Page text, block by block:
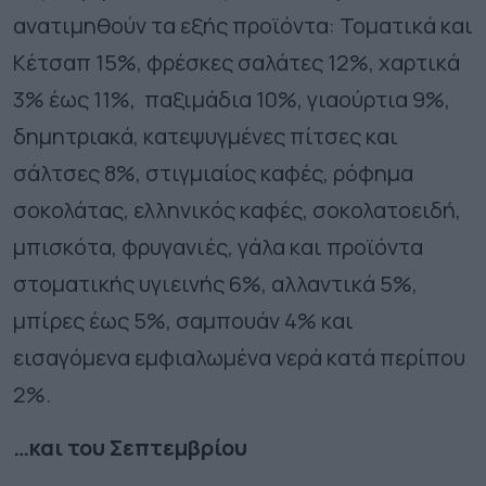
ανατιμηθούν τα εξής προϊόντα: Τοματικά και
Κέτσαπ 15%, φρέσκες σαλάτες 12%, χαρτικά
3% έως 11%, παξιμάδια 10%, γιαούρτια 9%,
δημητριακά, κατεψυγμένες πίτσες και
σάλτσες 8%, στιγμιαίος καφές, ρόφημα
σοκολάτας, ελληνικός καφές, σοκολατοειδή,
μπισκότα, φρυγανιές, γάλα και προϊόντα
στοματικής υγιεινής 6%, αλλαντικά 5%,
μπίρες έως 5%, σαμπουάν 4% και
εισαγόμενα εμφιαλωμένα νερά κατά περίπου
2%.
…και του Σεπτεμβρίου